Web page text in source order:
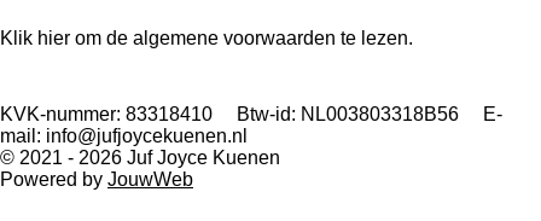
Klik hier om de algemene voorwaarden te lezen.
KVK-nummer: 83318410 Btw-id: NL003803318B56 E-
mail: info@jufjoycekuenen.nl
© 2021 - 2026 Juf Joyce Kuenen
Powered by JouwWeb